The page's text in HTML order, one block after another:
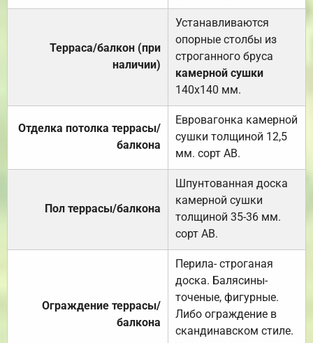
Терраса/балкон (при
наличии)
Устанавливаются
опорные столбы из
строганного бруса
камерной сушки
140х140 мм.
Отделка потолка террасы/
балкона
Евровагонка камерной
сушки толщиной 12,5
мм. сорт АВ.
Пол террасы/балкона
Шпунтованная доска
камерной сушки
толщиной 35-36 мм.
сорт АВ.
Ограждение террасы/
балкона
Перила- строганая
доска. Балясины-
точеные, фигурные.
Либо ограждение в
скандинавском стиле.